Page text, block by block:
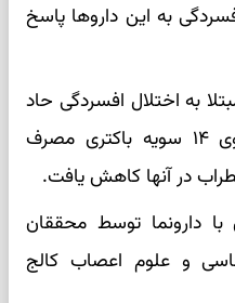
افسردگی به این داروها پاسخ
به اختلال افسردگی حاد
که مکمل‌های پروبیوتیک حاوی ۱۴ سویه باکتری مصرف
در آنها کاهش یافت.
دارونما توسط محققان
و علوم اعصاب کالج